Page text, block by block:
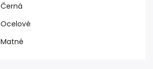
Černá
Ocelové
Matné